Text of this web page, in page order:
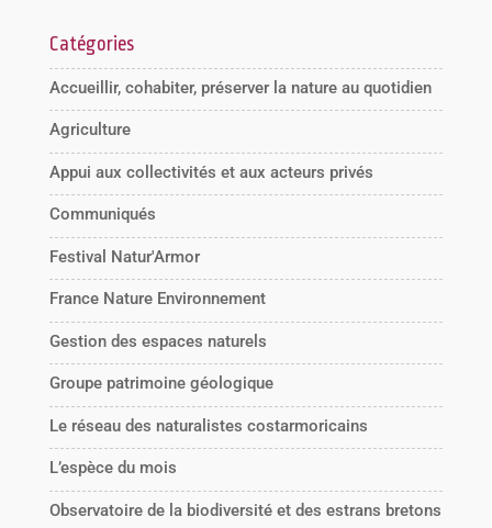
Catégories
Accueillir, cohabiter, préserver la nature au quotidien
Agriculture
Appui aux collectivités et aux acteurs privés
Communiqués
Festival Natur'Armor
France Nature Environnement
Gestion des espaces naturels
Groupe patrimoine géologique
Le réseau des naturalistes costarmoricains
L’espèce du mois
Observatoire de la biodiversité et des estrans bretons